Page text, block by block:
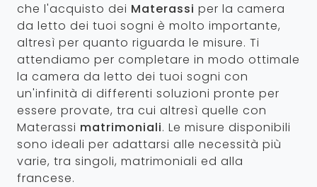
che l'acquisto dei Materassi per la camera
da letto dei tuoi sogni è molto importante,
altresì per quanto riguarda le misure. Ti
attendiamo per completare in modo ottimale
la camera da letto dei tuoi sogni con
un'infinità di differenti soluzioni pronte per
essere provate, tra cui altresì quelle con
Materassi matrimoniali. Le misure disponibili
sono ideali per adattarsi alle necessità più
varie, tra singoli, matrimoniali ed alla
francese.